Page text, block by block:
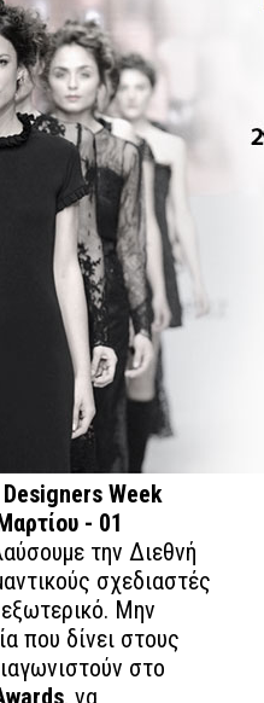
Week
- 01
την Διεθνή
σχεδιαστές
Μην
που δίνει στους
στο
, να